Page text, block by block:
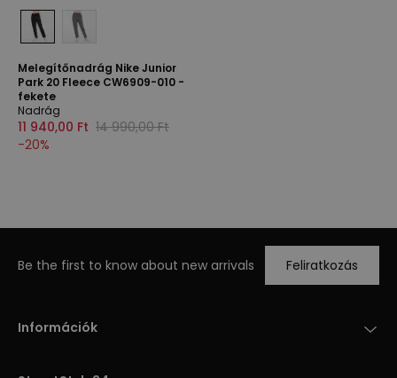
Melegítőnadrág Nike Junior
Park 20 Fleece CW6909-010 -
fekete
Nadrág
11 940,00 Ft 14 990,00 Ft
-20%
Be the first to know about new arrivals Feliratkozás
Információk